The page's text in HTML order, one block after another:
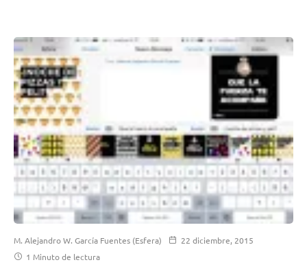
M. Alejandro W. García Fuentes (Esfera)
22 diciembre, 2015
1 Minuto de lectura